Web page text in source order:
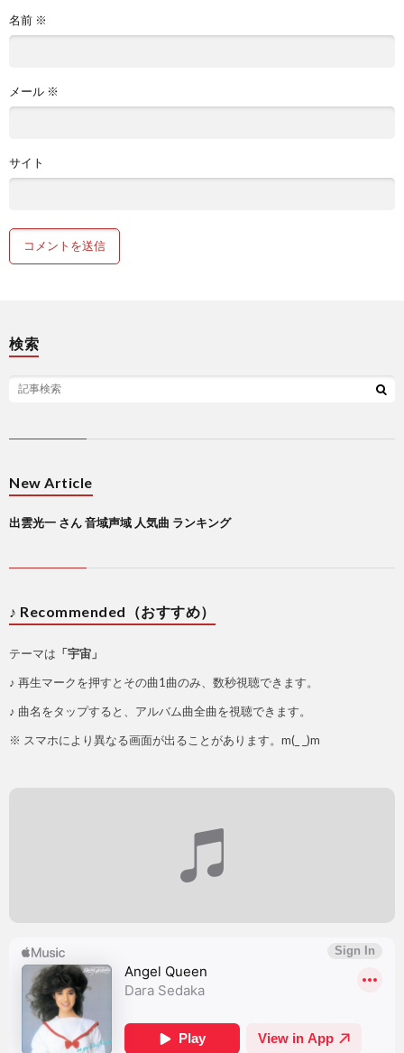
名前 ※
メール ※
サイト
検索
New Article
出雲光一 さん 音域声域 人気曲 ランキング
♪ Recommended（おすすめ）
テーマは 「宇宙」
♪ 再生マークを押すとその曲1曲のみ、数秒視聴できます。
♪ 曲名をタップすると、アルバム曲全曲を視聴できます。
※ スマホにより異なる画面が出ることがあります。m(_ _)m